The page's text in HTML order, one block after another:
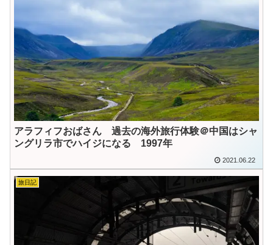
アラフィフおばさん 過去の海外旅行体験＠中国はシャ
ングリラ市でハイジになる 1997年
2021.06.22
旅日記